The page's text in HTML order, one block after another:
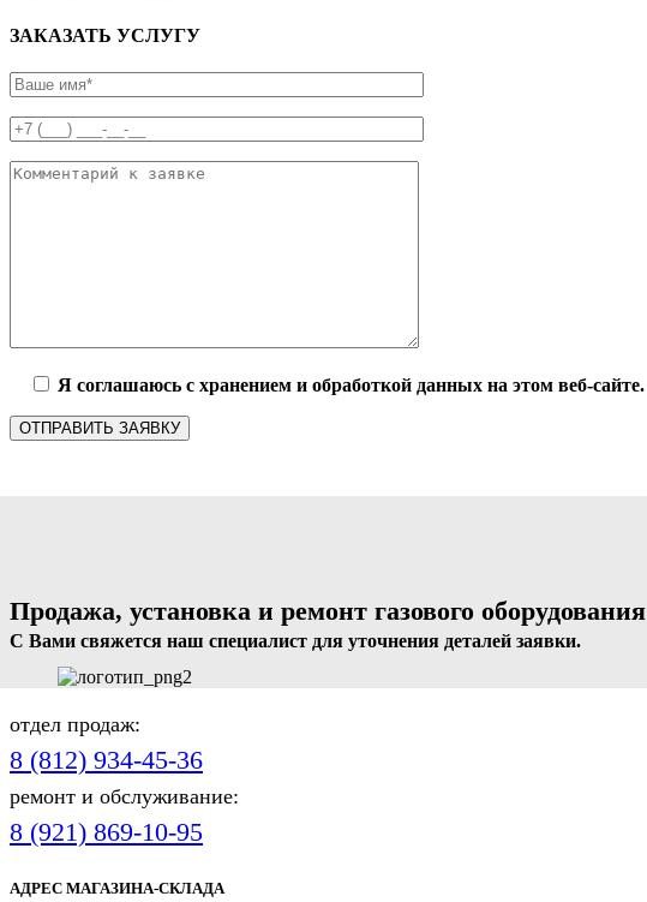
ЗАКАЗАТЬ УСЛУГУ
Я соглашаюсь с хранением и обработкой данных на этом веб-сайте.
Продажа, установка и ремонт газового оборудования
С Вами свяжется наш специалист для уточнения деталей заявки.
отдел продаж:
8 (812) 934-45-36
ремонт и обслуживание:
8 (921) 869-10-95
АДРЕС МАГАЗИНА-СКЛАДА